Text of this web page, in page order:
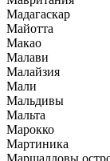
Мадагаскар
Майотта
Макао
Малави
Малайзия
Мали
Мальдивы
Мальта
Марокко
Мартиника
Маршалловы